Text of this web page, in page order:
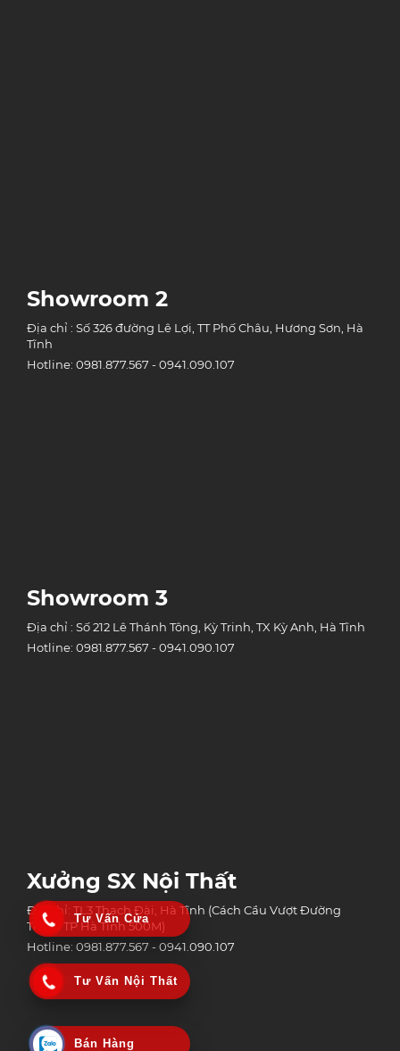
Showroom 2
Địa chỉ : Số 326 đường Lê Lợi, TT Phố Châu, Hương Sơn, Hà
Tĩnh
Hotline: 0981.877.567 - 0941.090.107
Showroom 3
Địa chỉ : Số 212 Lê Thánh Tông, Kỳ Trinh, TX Kỳ Anh, Hà Tĩnh
Hotline: 0981.877.567 - 0941.090.107
Xưởng SX Nội Thất
Địa chỉ: TL3 Thạch Đài, Hà Tĩnh (Cách Cầu Vượt Đường
Tránh TP Hà Tĩnh 500M)
Hotline: 0981.877.567 - 0941.090.107
Tư Vấn Cửa
Tư Vấn Nội Thất
Bán Hàng